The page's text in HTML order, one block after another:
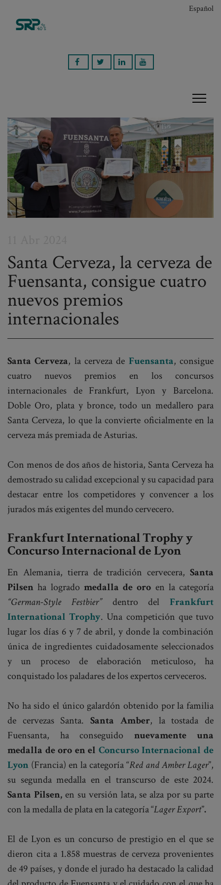
Santa Cerveza, la cerveza de
Fuensanta, consigue cuatro
nuevos premios
internacionales
Santa Cerveza, la cerveza de Fuensanta, consigue
cuatro nuevos premios en los concursos
internacionales de Frankfurt, Lyon y Barcelona.
Doble Oro, plata y bronce, todo un medallero para
Santa Cerveza, lo que la convierte oficialmente en la
cerveza más premiada de Asturias.
Con menos de dos años de historia, Santa Cerveza ha
demostrado su calidad excepcional y su capacidad para
destacar entre los competidores y convencer a los
jurados más exigentes del mundo cervecero.
Frankfurt International Trophy y
Concurso Internacional de Lyon
En Alemania, tierra de tradición cervecera, Santa
Pilsen ha logrado medalla de oro en la categoría
“German-Style Festbier”dentro del Frankfurt
International Trophy. Una competición que tuvo
lugar los días 6 y 7 de abril, y donde la combinación
única de ingredientes cuidadosamente seleccionados
y un proceso de elaboración meticuloso, ha
conquistado los paladares de los expertos cerveceros.
No ha sido el único galardón obtenido por la familia
de cervezas Santa.Santa Amber, la tostada de
Fuensanta, ha conseguido nuevamente una
medalla de oro en el Concurso Internacional de
Lyon (Francia) en la categoría “Red and Amber Lager”,
su segunda medalla en el transcurso de este 2024.
Santa Pilsen, en su versión lata, se alza por su parte
con la medalla de plata en la categoría “Lager Export”.
El de Lyon es un concurso de prestigio en el que se
dieron cita a 1.858 muestras de cerveza provenientes
de 49 países, y donde el jurado ha destacado la calidad
Post
navigation
Español